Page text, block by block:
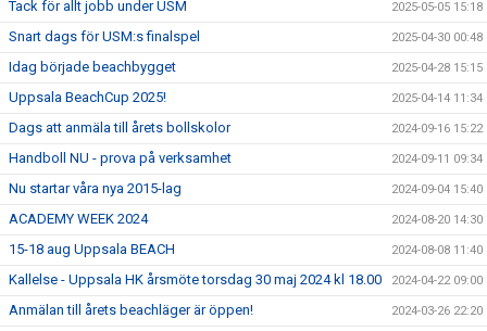
Tack för allt jobb under USM 2025-05-05 15:18
Snart dags för USM:s finalspel 2025-04-30 00:48
Idag började beachbygget 2025-04-28 15:15
Uppsala BeachCup 2025! 2025-04-14 11:34
Dags att anmäla till årets bollskolor 2024-09-16 15:22
Handboll NU - prova på verksamhet 2024-09-11 09:34
Nu startar våra nya 2015-lag 2024-09-04 15:40
ACADEMY WEEK 2024 2024-08-20 14:30
15-18 aug Uppsala BEACH 2024-08-08 11:40
Kallelse - Uppsala HK årsmöte torsdag 30 maj 2024 kl 18.00 2024-04-22 09:00
Anmälan till årets beachläger är öppen! 2024-03-26 22:20